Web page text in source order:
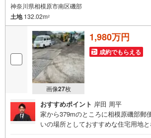
神奈川県相模原市南区磯部
土地132.02m2
画像27枚
1,980万円
成約でもらえる
おすすめポイント 岸田 周平
家から379mのところに相模原磯部郵
いの場所としておすすめな住宅用地